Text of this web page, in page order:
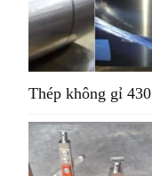
Thép không gỉ 430